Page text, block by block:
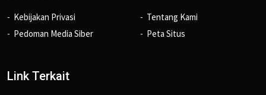
Kebijakan Privasi
Pedoman Media Siber
Tentang Kami
Peta Situs
Link Terkait